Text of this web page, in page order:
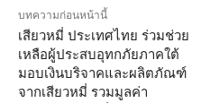
บทความก่อนหน้านี้
เสียวหมี่ ประเทศไทย ร่วมช่วย
เหลือผู้ประสบอุทกภัยภาคใต้
มอบเงินบริจาคและผลิตภัณฑ์
จากเสียวหมี่ รวมมูลค่า